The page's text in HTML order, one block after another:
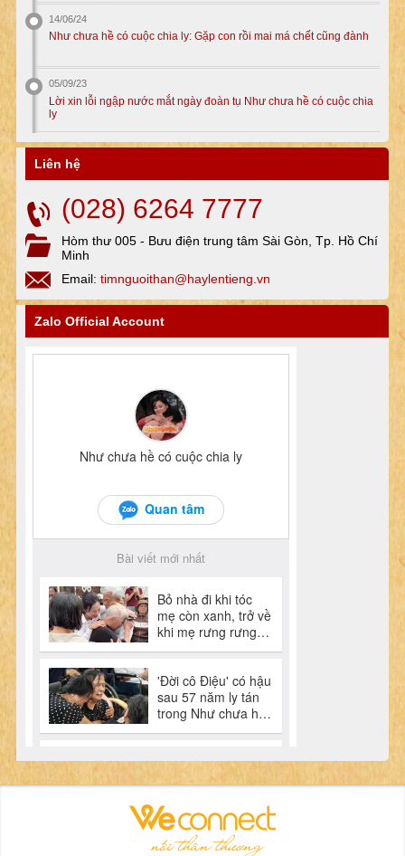
14/06/24
Như chưa hề có cuộc chia ly: Gặp con rồi mai má chết cũng đành
05/09/23
Lời xin lỗi ngập nước mắt ngày đoàn tụ Như chưa hề có cuộc chia
ly
Liên hệ
(028) 6264 7777
Hòm thư 005 - Bưu điện trung tâm Sài Gòn, Tp. Hồ Chí
Minh
Email: timnguoithan@haylentieng.vn
Zalo Official Account